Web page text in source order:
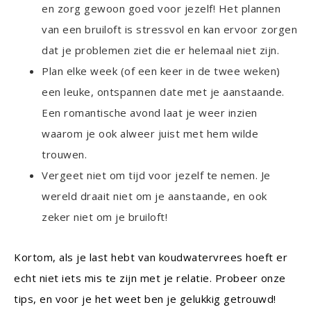
en zorg gewoon goed voor jezelf! Het plannen
van een bruiloft is stressvol en kan ervoor zorgen
dat je problemen ziet die er helemaal niet zijn.
Plan elke week (of een keer in de twee weken)
een leuke, ontspannen date met je aanstaande.
Een romantische avond laat je weer inzien
waarom je ook alweer juist met hem wilde
trouwen.
Vergeet niet om tijd voor jezelf te nemen. Je
wereld draait niet om je aanstaande, en ook
zeker niet om je bruiloft!
Kortom, als je last hebt van koudwatervrees hoeft er
echt niet iets mis te zijn met je relatie. Probeer onze
tips, en voor je het weet ben je gelukkig getrouwd!